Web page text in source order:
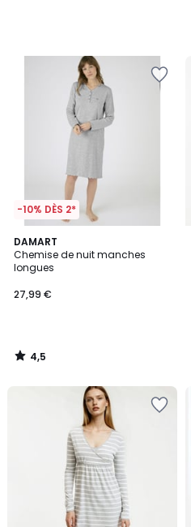
-10% DÈS 2*
DAMART
Chemise de nuit manches
longues
27,99 €
4,5
/ 5
4,5
/